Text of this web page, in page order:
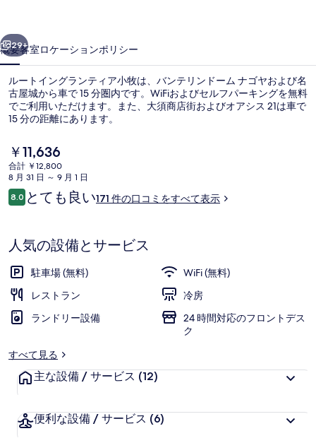
ン
テ
ィ
ア
牧
の
写
ギ
ャ
ラ
リ
外観
次へ
29+
概要客室ロケーションポリシー
ルートイングランティア小牧は、バンテリンドーム ナゴヤおよび名
古屋城から車で 15 分圏内です。WiFiおよびセルフパーキングを無料
でご利用いただけます。また、大須商店街およびオアシス 21は車で
15 分の距離にあります。
現
在
の
料
金
で
す
￥11,636
合計 ￥12,800
8 月 31 日 ～ 9 月 1 日
口
コ
8.010段階中8.0
とても良い171 件の口コミをすべて表示
人気の設備とサービス
駐車場 (無料)
WiFi (無料)
レストラン
冷房
ランドリー設備
24 時間対応のフロントデス
ク
すべて見る
主な設備 / サービス (12)
便利な設備 / サービス (6)